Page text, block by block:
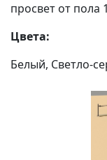
просвет от пола
Цвета:
Белый, Светло-